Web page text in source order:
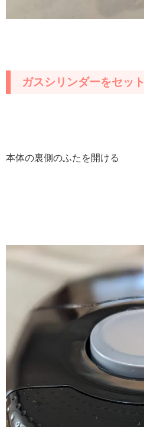
ガスシリンダーをセット
本体の裏側のふたを開ける